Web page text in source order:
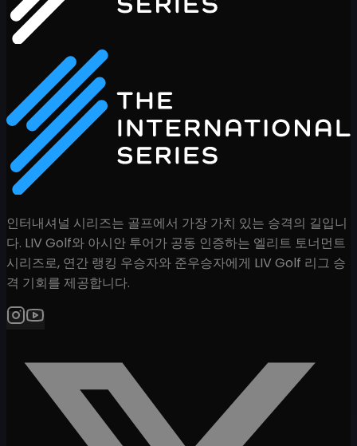
인터내셔널 시리즈는 골프에서 가장 가치 있는 승격의 길입니
다. LIV Golf와 아시안 투어가 공동 인증하는 엘리트 토너먼트
시리즈로, 연간 랭킹 우승자와 준우승자에게 LIV Golf 리그 승
격 기회를 제공합니다.